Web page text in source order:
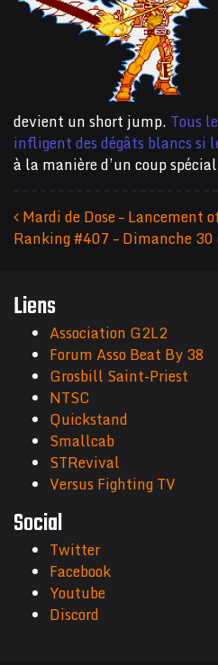
devient un short jump. Tous
infligent des dégâts blancs si
à la manière d’un coup
Navigation des
Mardi de Dose – Lancement
Ranking #407 – Dimanche 30
Liens
Association G2L2
Forum Asso Beat By 38
Grosbill Saint-Priest
NTSC
Quickstand
Smallcab
STRevival
Versus Fighting TV
Social
Twitter
Facebook
Youtube
Discord